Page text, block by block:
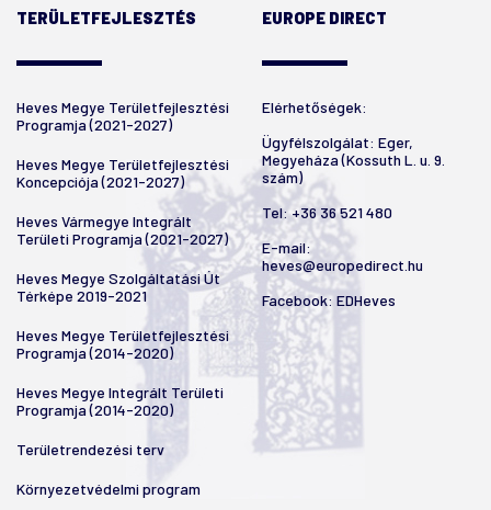
TERÜLETFEJLESZTÉS
Heves Megye Területfejlesztési
Programja (2021-2027)
Heves Megye Területfejlesztési
Koncepciója (2021-2027)
Heves Vármegye Integrált
Területi Programja (2021-2027)
Heves Megye Szolgáltatási Út
Térképe 2019-2021
Heves Megye Területfejlesztési
Programja (2014-2020)
Heves Megye Integrált Területi
Programja (2014-2020)
Területrendezési terv
Környezetvédelmi program
EUROPE DIRECT
Elérhetőségek:
Ügyfélszolgálat: Eger,
Megyeháza (Kossuth L. u. 9.
szám)
Tel:+36 36 521 480
E-mail:
heves@europedirect.hu
Facebook: EDHeves